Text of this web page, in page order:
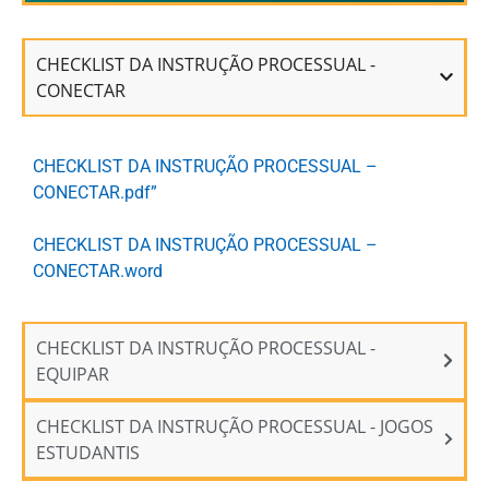
CHECKLIST DA INSTRUÇÃO PROCESSUAL -
CONECTAR
CHECKLIST DA INSTRUÇÃO PROCESSUAL –
CONECTAR.pdf”
CHECKLIST DA INSTRUÇÃO PROCESSUAL –
CONECTAR.word
CHECKLIST DA INSTRUÇÃO PROCESSUAL -
EQUIPAR
CHECKLIST DA INSTRUÇÃO PROCESSUAL - JOGOS
ESTUDANTIS